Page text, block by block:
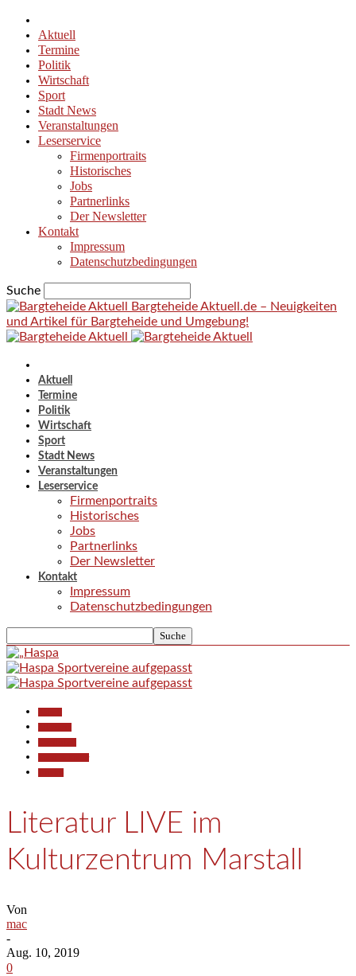
Aktuell
Termine
Politik
Wirtschaft
Sport
Stadt News
Veranstaltungen
Leserservice
Firmenportraits
Historisches
Jobs
Partnerlinks
Der Newsletter
Kontakt
Impressum
Datenschutzbedingungen
Suche
Bargteheide Aktuell.de – Neuigkeiten
und Artikel für Bargteheide und Umgebung!
Aktuell
Termine
Politik
Wirtschaft
Sport
Stadt News
Veranstaltungen
Leserservice
Firmenportraits
Historisches
Jobs
Partnerlinks
Der Newsletter
Kontakt
Impressum
Datenschutzbedingungen
Literatur LIVE im
Kulturzentrum Marstall
Von
mac
-
Aug. 10, 2019
0